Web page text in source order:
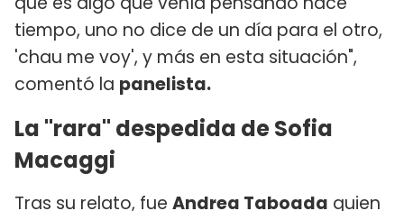
tiempo, uno no dice de un día para el otro,
'chau me voy', y más en esta situación",
comentó la panelista.
La "rara" despedida de Sofia
Macaggi
Tras su relato, fue Andrea Taboada quien